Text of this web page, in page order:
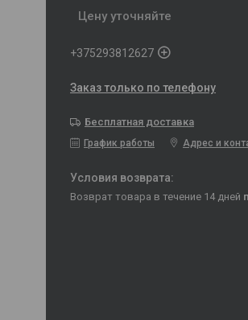
Цену уточняйте
+375293812627
Заказ только по телефону
Бесплатная доставка
График работы Адрес и
возврат товара в течение 14 дней